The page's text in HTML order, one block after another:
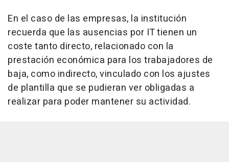
En el caso de las empresas, la institución
recuerda que las ausencias por IT tienen un
coste tanto directo, relacionado con la
prestación económica para los trabajadores de
baja, como indirecto, vinculado con los ajustes
de plantilla que se pudieran ver obligadas a
realizar para poder mantener su actividad.